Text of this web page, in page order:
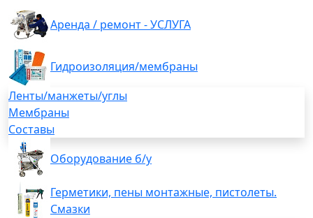
Аренда / ремонт - УСЛУГА
Гидроизоляция/мембраны
Ленты/манжеты/углы
Мембраны
Составы
Оборудование б/у
Герметики, пены монтажные, пистолеты.
Смазки